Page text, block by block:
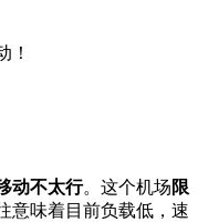
！
动不太行。这个机场限
意味着目前负载低，速